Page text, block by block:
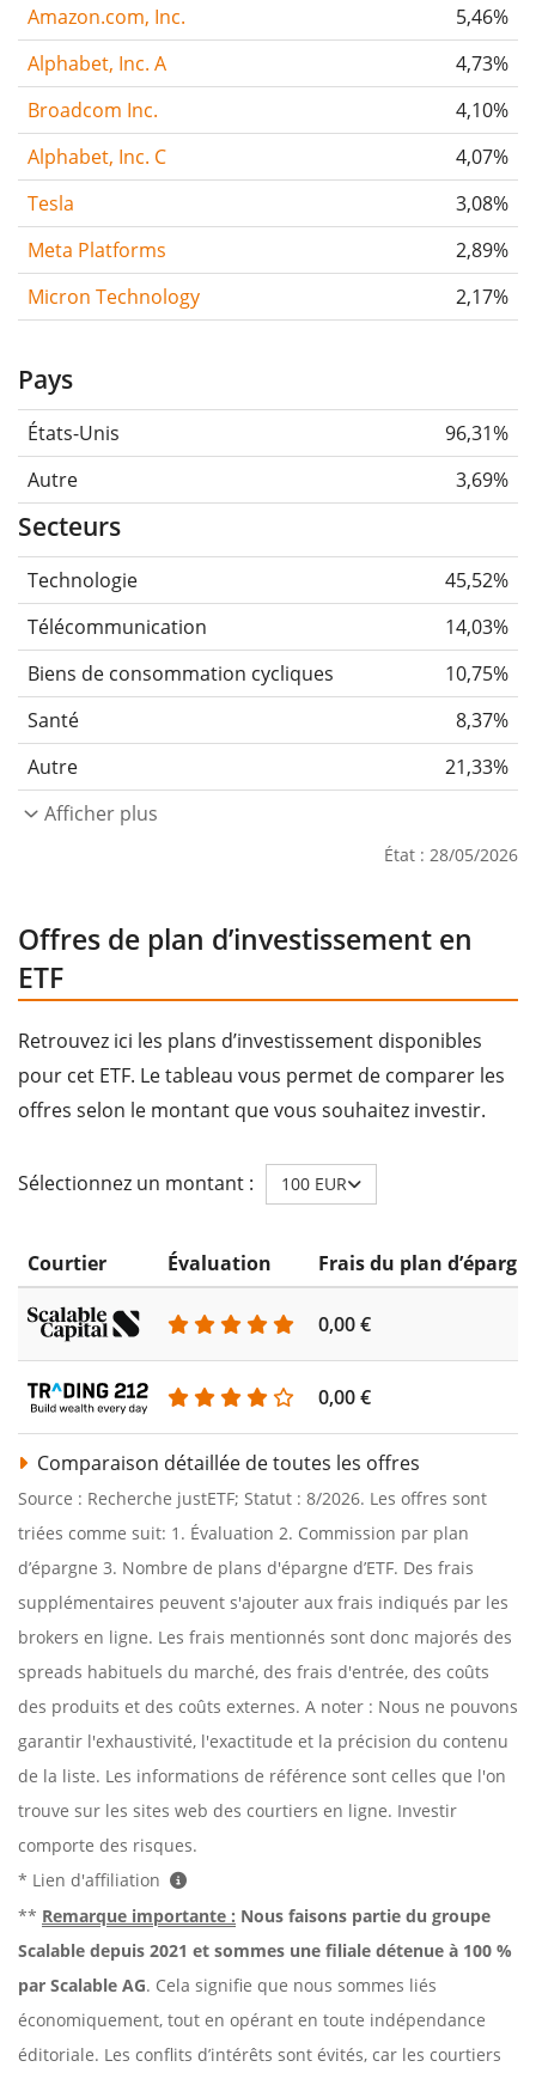
Amazon.com, Inc.
5,46%
Alphabet, Inc. A
4,73%
Broadcom Inc.
4,10%
Alphabet, Inc. C
4,07%
Tesla
3,08%
Meta Platforms
2,89%
Micron Technology
2,17%
Pays
États-Unis
96,31%
Autre
3,69%
Secteurs
Technologie
45,52%
Télécommunication
14,03%
Biens de consommation cycliques
10,75%
Santé
8,37%
Autre
21,33%
Afficher plus
État : 28/05/2026
Offres de plan d’investissement en
ETF
Retrouvez ici les plans d’investissement disponibles
pour cet ETF. Le tableau vous permet de comparer les
offres selon le montant que vous souhaitez investir.
Sélectionnez un montant : 100 EUR
Courtier Évaluation Frais du plan
0,00 €
0,00 €
Comparaison détaillée de toutes les offres
Source : Recherche justETF; Statut : 8/2026. Les offres sont
triées comme suit: 1. Évaluation 2. Commission par plan
d’épargne 3. Nombre de plans d'épargne d’ETF. Des frais
supplémentaires peuvent s'ajouter aux frais indiqués par les
brokers en ligne. Les frais mentionnés sont donc majorés des
spreads habituels du marché, des frais d'entrée, des coûts
des produits et des coûts externes. A noter : Nous ne pouvons
garantir l'exhaustivité, l'exactitude et la précision du contenu
de la liste. Les informations de référence sont celles que l'on
trouve sur les sites web des courtiers en ligne. Investir
comporte des risques.
* Lien d'affiliation
** Remarque importante : Nous faisons partie du groupe
Scalable depuis 2021 et sommes une filiale détenue à 100 %
par Scalable AG. Cela signifie que nous sommes liés
économiquement, tout en opérant en toute indépendance
éditoriale. Les conflits d’intérêts sont évités, car les courtiers